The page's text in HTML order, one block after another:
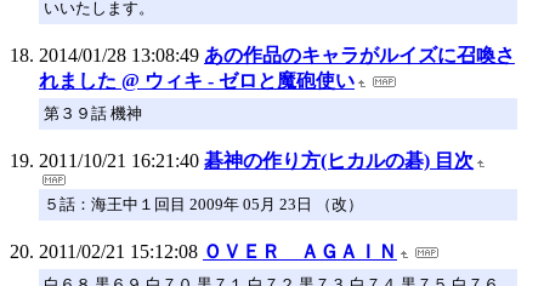
いいたします。
2014/01/28 13:08:49 あの作品のキャラがルイズに召喚さ
れました @ ウィキ - ゼロと魔砲使い
第３９話 機神
2011/10/21 16:21:40 碁神の作り方(ヒカルの碁) 目次
５話：海王中１回目 2009年 05月 23日 （改）
2011/02/21 15:12:08 ＯＶＥＲ ＡＧＡＩＮ